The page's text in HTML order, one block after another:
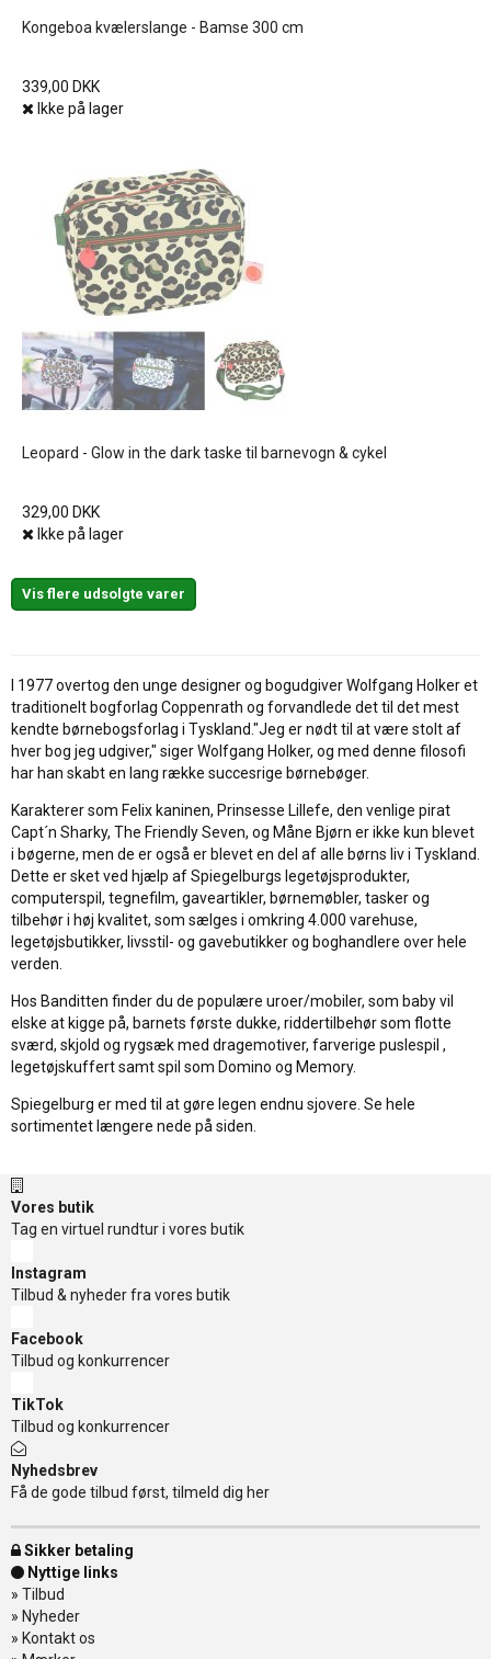
Kongeboa kvælerslange - Bamse 300 cm
339,00 DKK
Ikke på lager
Leopard - Glow in the dark taske til barnevogn & cykel
329,00 DKK
Ikke på lager
Vis flere udsolgte varer
I 1977 overtog den unge designer og bogudgiver Wolfgang Holker et
traditionelt bogforlag Coppenrath og forvandlede det til det mest
kendte børnebogsforlag i Tyskland."Jeg er nødt til at være stolt af
hver bog jeg udgiver," siger Wolfgang Holker, og med denne filosofi
har han skabt en lang række succesrige børnebøger.
Karakterer som Felix kaninen, Prinsesse Lillefe, den venlige pirat
Capt´n Sharky, The Friendly Seven, og Måne Bjørn er ikke kun blevet
i bøgerne, men de er også er blevet en del af alle børns liv i Tyskland.
Dette er sket ved hjælp af Spiegelburgs legetøjsprodukter,
computerspil, tegnefilm, gaveartikler, børnemøbler, tasker og
tilbehør i høj kvalitet, som sælges i omkring 4.000 varehuse,
legetøjsbutikker, livsstil- og gavebutikker og boghandlere over hele
verden.
Hos Banditten finder du de populære uroer/mobiler, som baby vil
elske at kigge på, barnets første dukke, riddertilbehør som flotte
sværd, skjold og rygsæk med dragemotiver, farverige puslespil ,
legetøjskuffert samt spil som Domino og Memory.
Spiegelburg er med til at gøre legen endnu sjovere. Se hele
sortimentet længere nede på siden.
Vores butik
Tag en virtuel rundtur i vores butik
Instagram
Tilbud & nyheder fra vores butik
Facebook
Tilbud og konkurrencer
TikTok
Tilbud og konkurrencer
Nyhedsbrev
Få de gode tilbud først, tilmeld dig her
Sikker betaling
Nyttige links
» Tilbud
» Nyheder
» Kontakt os